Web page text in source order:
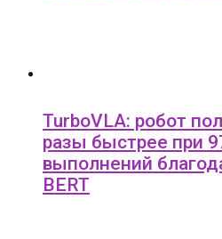
TurboVLA: робот
разы быстрее при
выполнений
BERT